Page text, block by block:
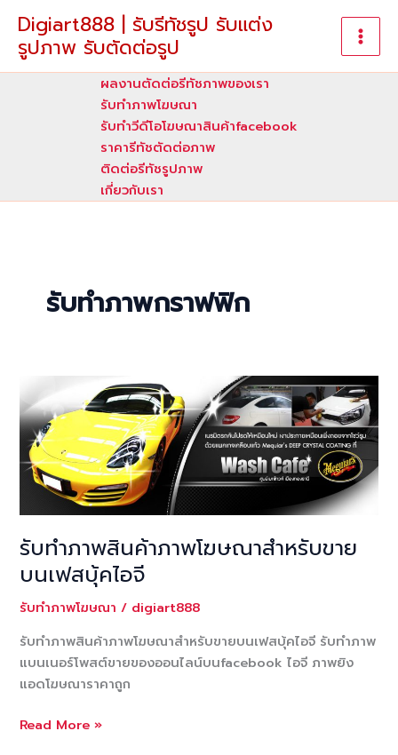
content
Digiart888 | รับรีทัชรูป รับแต่ง
รูปภาพ รับตัดต่อรูป
ผลงานตัดต่อรีทัชภาพของเรา
รับทําภาพโฆษณา
รับทำวีดีโอโฆษณาสินค้าfacebook
ราคารีทัชตัดต่อภาพ
ติดต่อรีทัชรูปภาพ
เกี่ยวกับเรา
รับทำภาพกราฟฟิก
รับทำภาพสินค้าภาพโฆษณาสำหรับขาย
บนเฟสบุ้คไอจี
รับทำภาพโฆษณา / digiart888
รับทำภาพสินค้าภาพโฆษณาสำหรับขายบนเฟสบุ้คไอจี รับทำภาพ
แบนเนอร์โพสต์ขายของออนไลน์บนfacebook ไอจี ภาพยิง
แอดโฆษณาราคาถูก
รับ
Read More »